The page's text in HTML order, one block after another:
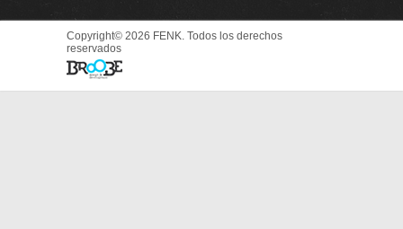
Copyright© 2026 FENK. Todos los derechos
reservados